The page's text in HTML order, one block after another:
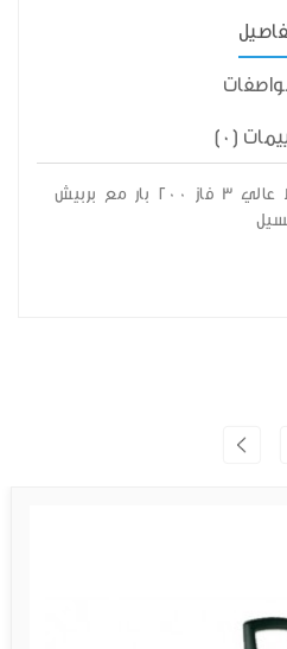
(0)
مضخة غسيل ايطالي ضغط عالي 3 فاز 200 بار مع بربيش